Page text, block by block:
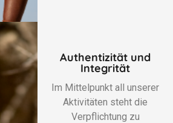
Authentizität und
Integrität
Im Mittelpunkt all unserer
Aktivitäten steht die
Verpflichtung zu